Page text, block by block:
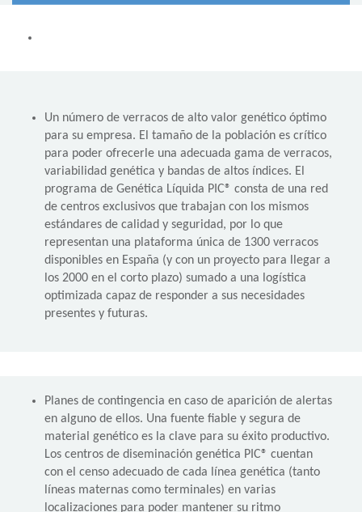
Un número de verracos de alto valor genético óptimo
para su empresa. El tamaño de la población es crítico
para poder ofrecerle una adecuada gama de verracos,
variabilidad genética y bandas de altos índices. El
programa de Genética Líquida PIC® consta de una red
de centros exclusivos que trabajan con los mismos
estándares de calidad y seguridad, por lo que
representan una plataforma única de 1300 verracos
disponibles en España (y con un proyecto para llegar a
los 2000 en el corto plazo) sumado a una logística
optimizada capaz de responder a sus necesidades
presentes y futuras.
Planes de contingencia en caso de aparición de alertas
en alguno de ellos. Una fuente fiable y segura de
material genético es la clave para su éxito productivo.
Los centros de diseminación genética PIC® cuentan
con el censo adecuado de cada línea genética (tanto
líneas maternas como terminales) en varias
localizaciones para poder mantener su ritmo